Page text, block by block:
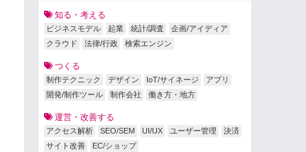
知る・考える
ビジネスモデル 起業 統計/調査
企画/アイディア
クラウド
法律/行政 検索エンジン
つくる
制作テクニック デザイン IoT/サイネージ
アプリ
開発/制作ツール
制作会社 働き方・地方
運営・改善する
アクセス解析 SEO/SEM UI/UX ユーザー管理
決済
サイト改善
EC/ショップ